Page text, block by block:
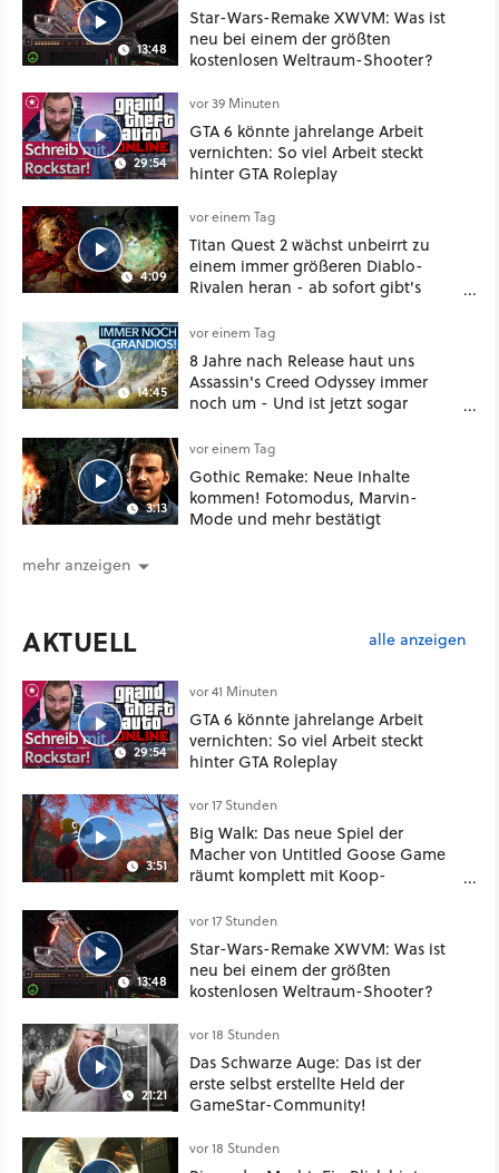
13:48
Star-Wars-Remake XWVM: Was ist
neu bei einem der größten
kostenlosen Weltraum-Shooter?
29:54
vor 39 Minuten
GTA 6 könnte jahrelange Arbeit
vernichten: So viel Arbeit steckt
hinter GTA Roleplay
4:09
vor einem Tag
Titan Quest 2 wächst unbeirrt zu
einem immer größeren Diablo-
Rivalen heran - ab sofort gibt's
Klasse
14:45
vor einem Tag
8 Jahre nach Release haut uns
Assassin's Creed Odyssey immer
noch um - Und ist jetzt sogar
3:13
vor einem Tag
Gothic Remake: Neue Inhalte
kommen! Fotomodus, Marvin-
Mode und mehr bestätigt
mehr anzeigen
AKTUELL alle anzeigen
29:54
vor 41 Minuten
GTA 6 könnte jahrelange Arbeit
vernichten: So viel Arbeit steckt
hinter GTA Roleplay
3:51
vor 17 Stunden
Big Walk: Das neue Spiel der
Macher von Untitled Goose Game
räumt komplett mit Koop-
13:48
vor 17 Stunden
Star-Wars-Remake XWVM: Was ist
neu bei einem der größten
kostenlosen Weltraum-Shooter?
21:21
vor 18 Stunden
Das Schwarze Auge: Das ist der
erste selbst erstellte Held der
GameStar-Community!
vor 18 Stunden